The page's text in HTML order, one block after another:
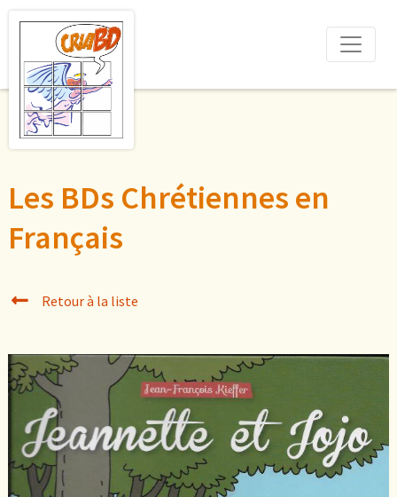
Les BDs Chrétiennes en
Français
Retour à la liste